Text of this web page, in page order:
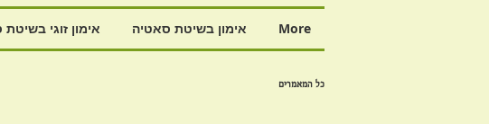
אימון זוגי אימון בשיטת סאטיה More
כל המאמרים